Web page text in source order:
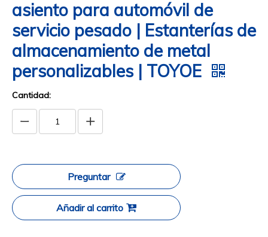
asiento para automóvil de
servicio pesado | Estanterías de
almacenamiento de metal
personalizables | TOYOE
Cantidad:
Preguntar
Añadir al carrito